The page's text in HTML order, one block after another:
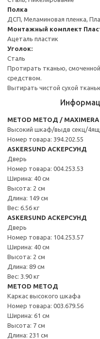
Полка
ДСП, Меламиновая пленка,
Монтажный комплект
Ацеталь пластик
Уголок:
Сталь
Протирать тканью,
средством.
Вытирать чистой сухой
METOD МЕТОД /
Высокий шкаф/выдв секц/
Номер товара: 394.202.55
ASKERSUND АСКЕРСУНД
Дверь
Номер товара: 004.253.53
Ширина: 40 см
Высота: 2 см
Длина: 149 см
Вес: 6.56 кг
ASKERSUND АСКЕРСУНД
Дверь
Номер товара: 104.253.57
Ширина: 40 см
Высота: 2 см
Длина: 89 см
Вес: 3.90 кг
METOD МЕТОД
Каркас высокого шкафа
Номер товара: 003.679.56
Ширина: 61 см
Высота: 7 см
Длина: 231 см